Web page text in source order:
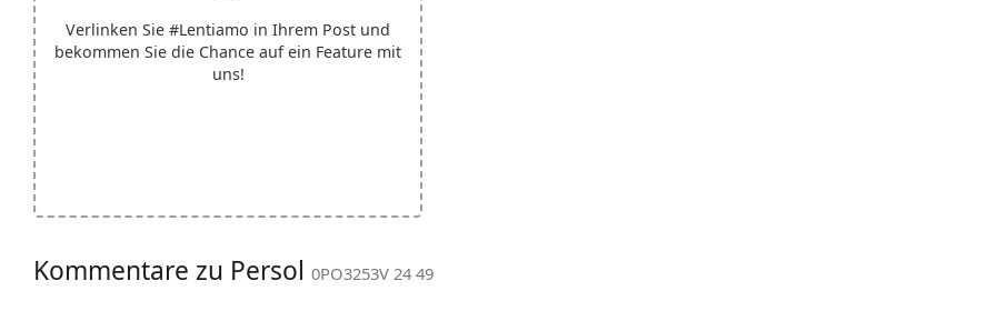
Verlinken Sie #Lentiamo in Ihrem Post und
bekommen Sie die Chance auf ein Feature mit
uns!
Kommentare zu Persol 0PO3253V 24 49